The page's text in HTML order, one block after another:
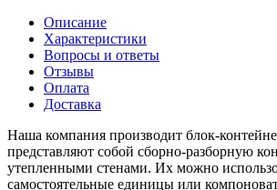
Описание
Характеристики
Вопросы и ответы
Отзывы
Оплата
Доставка
Наша компания производит блок-
представляют собой сборно-разборную
утепленными стенами. Их можно
самостоятельные единицы или